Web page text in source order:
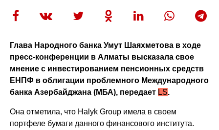
Глава Народного банка Умут Шаяхметова в ходе
пресс-конференции в Алматы высказала свое
мнение с инвестированием пенсионных средств
ЕНПФ в облигации проблемного Международного
банка Азербайджана (МБА), передает LS.
Она отметила, что Halyk Group имела в своем
портфеле бумаги данного финансового института.